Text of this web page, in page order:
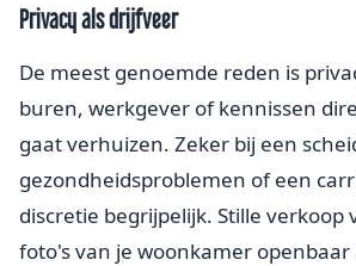
Privacy als drijfveer
De meest genoemde reden is
buren, werkgever of kennissen
gaat verhuizen. Zeker bij een
gezondheidsproblemen of een
discretie begrijpelijk. Stille verkoop
foto's van je woonkamer